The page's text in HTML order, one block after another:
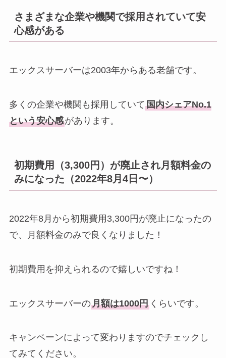
さまざまな企業や機関で採用されていて安
心感がある
エックスサーバーは2003年からある老舗です。
多くの企業や機関も採用していて国内シェアNo.1
という安心感があります。
初期費用（3,300円）が廃止され月額料金の
みになった（2022年8月4日〜）
2022年8月から初期費用3,300円が廃止になったの
で、月額料金のみで良くなりました！
初期費用を抑えられるので嬉しいですね！
エックスサーバーの月額は1000円くらいです。
キャンペーンによって変わりますのでチェックし
てみてください。